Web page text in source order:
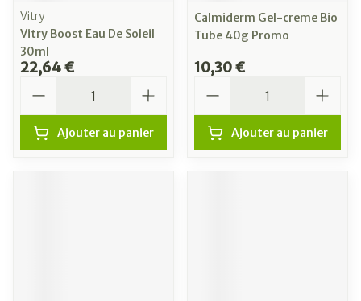
Vitry
Vitry Boost Eau De Soleil
30ml
22,64 €
Ajouter au panier
Calmiderm Gel-creme Bio
Tube 40g Promo
10,30 €
Ajouter au panier